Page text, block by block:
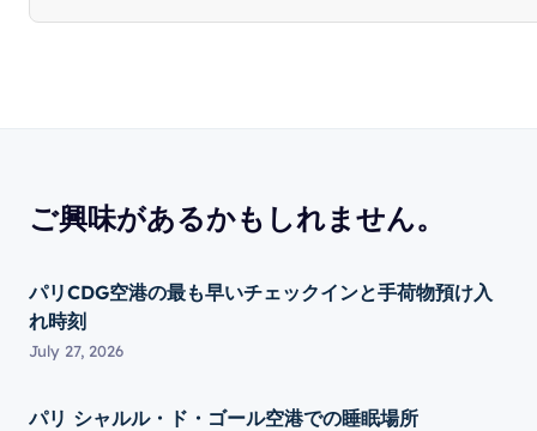
ご興味があるかもしれません。
パリCDG空港の最も早いチェックインと手荷物預け入
れ時刻
July 27, 2026
パリ シャルル・ド・ゴール空港での睡眠場所